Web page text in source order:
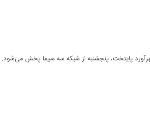
پایتخت، پنجشنبه از شبکه سه سیما پخش می‌شود.